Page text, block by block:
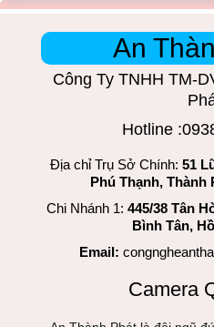
An
Công Ty TNHH TM-
Hotline
Địa chỉ Trụ Sở Chính: 51
Phú Thạnh, Thành
Chi Nhánh 1: 445/38 Tân
Bình Tân,
Email:
Camera